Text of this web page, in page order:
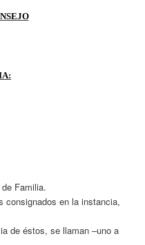
Familia.
consignados en la instancia,
de éstos, se llaman –uno a